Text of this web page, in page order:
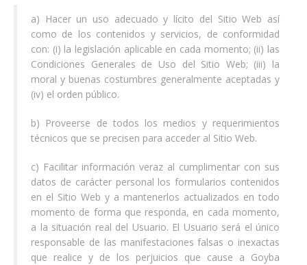
a) Hacer un uso adecuado y lícito del Sitio Web así
como de los contenidos y servicios, de conformidad
con: (i) la legislación aplicable en cada momento; (ii) las
Condiciones Generales de Uso del Sitio Web; (iii) la
moral y buenas costumbres generalmente aceptadas y
(iv) el orden público.
b) Proveerse de todos los medios y requerimientos
técnicos que se precisen para acceder al Sitio Web.
c) Facilitar información veraz al cumplimentar con sus
datos de carácter personal los formularios contenidos
en el Sitio Web y a mantenerlos actualizados en todo
momento de forma que responda, en cada momento,
a la situación real del Usuario. El Usuario será el único
responsable de las manifestaciones falsas o inexactas
que realice y de los perjuicios que cause a Goyba